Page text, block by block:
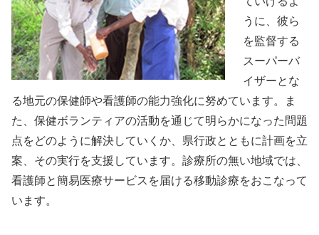
うに、彼ら
を監督する
スーパーバ
イザーとな
る地元の保健師や看護師の能力強化に努めています。ま
た、保健ボランティアの活動を通じて明らかになった問題
点をどのように解決していくか、県行政とともに計画を立
案、その実行を支援しています。診療所の無い地域では、
看護師と簡易医療サービスを届ける移動診療をおこなって
います。